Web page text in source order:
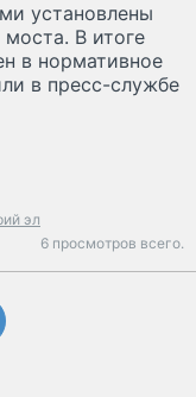
установлены
В итоге
в нормативное
в пресс-службе
эл
6 просмотров всего.